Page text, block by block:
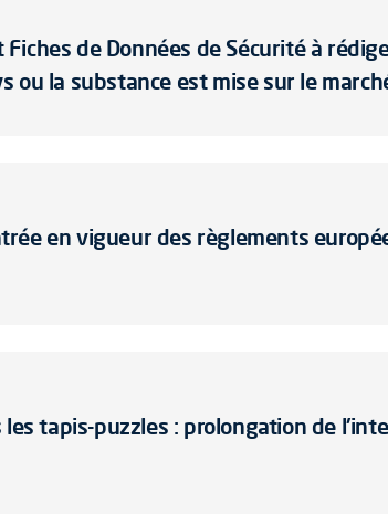
de Données de Sécurité à
ou la substance est mise sur le
en vigueur des règlements
les tapis-puzzles : prolongation de